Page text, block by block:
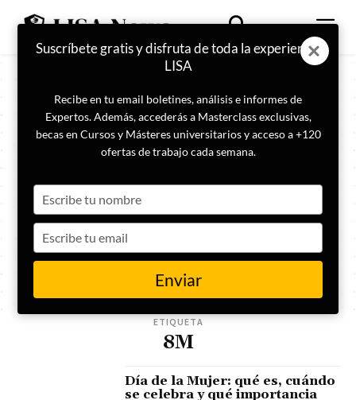
ETIQUETA
8M
Día de la Mujer: qué es, cuándo
se celebra y qué importancia
Suscríbete gratis y disfruta de toda la experiencia
LISA
Recibe en tu email boletines, análisis e informes de
Expertos. Además, accederás a Masterclass exclusivas,
becas en Cursos y Másteres universitarios y acceso a +120
ofertas de trabajo cada semana.
your
name
your
email
Enviar